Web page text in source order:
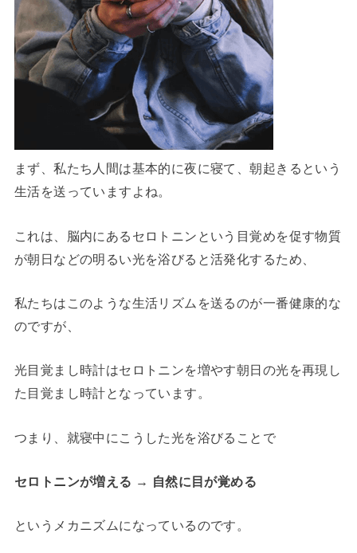
まず、私たち人間は基本的に夜に寝て、朝起きるという
生活を送っていますよね。
これは、脳内にあるセロトニンという目覚めを促す物質
が朝日などの明るい光を浴びると活発化するため、
私たちはこのような生活リズムを送るのが一番健康的な
のですが、
光目覚まし時計はセロトニンを増やす朝日の光を再現し
た目覚まし時計となっています。
つまり、就寝中にこうした光を浴びることで
セロトニンが増える → 自然に目が覚める
というメカニズムになっているのです。